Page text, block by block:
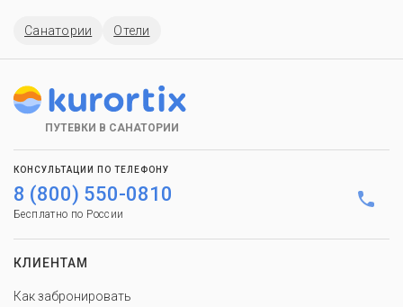
Санатории Отели
ПУТЕВКИ В САНАТОРИИ
КОНСУЛЬТАЦИИ ПО ТЕЛЕФОНУ
8 (800) 550-0810
Бесплатно по России
КЛИЕНТАМ
Как забронировать